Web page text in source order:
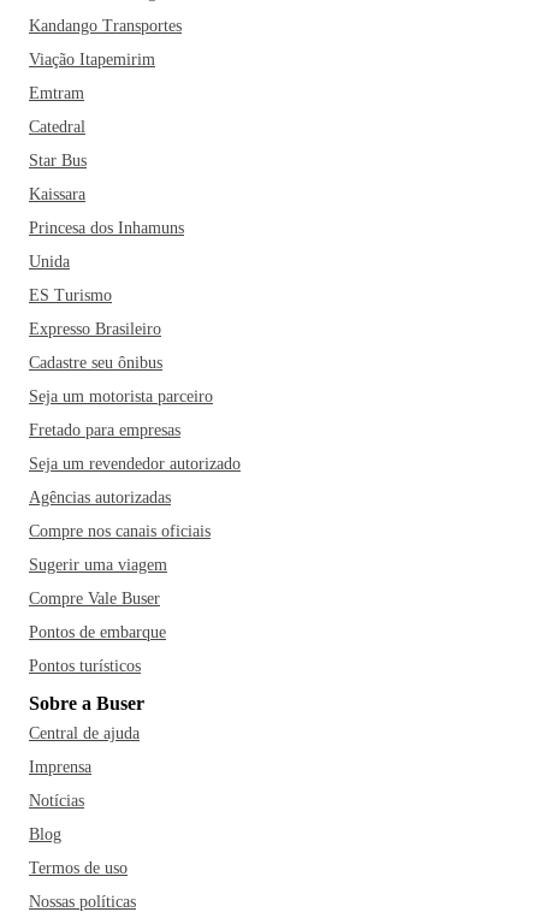
Kandango Transportes
Viação Itapemirim
Emtram
Catedral
Star Bus
Kaissara
Princesa dos Inhamuns
Unida
ES Turismo
Expresso Brasileiro
Cadastre seu ônibus
Seja um motorista parceiro
Fretado para empresas
Seja um revendedor autorizado
Agências autorizadas
Compre nos canais oficiais
Sugerir uma viagem
Compre Vale Buser
Pontos de embarque
Pontos turísticos
Sobre a Buser
Central de ajuda
Imprensa
Notícias
Blog
Termos de uso
Nossas políticas